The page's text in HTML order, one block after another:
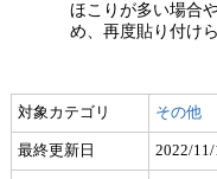
ほこりが多い場合
め、再度貼り付け
対象カテゴリ その他
最終更新日 2022/11/